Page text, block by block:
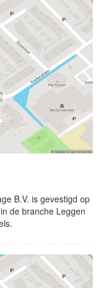
B.V. is gevestigd op
de branche Leggen